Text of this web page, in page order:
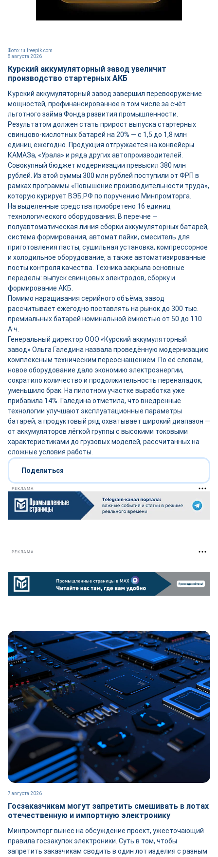
8 августа 2026
Фото: ru.freepik.com
Курский аккумуляторный завод увеличит
производство стартерных АКБ
Курский аккумуляторный завод завершил перевооружение
мощностей, профинансированное в том числе за счёт
льготного займа Фонда развития промышленности.
Результатом должен стать прирост выпуска стартерных
свинцово-кислотных батарей на 20% — с 1,5 до 1,8 млн
единиц ежегодно. Продукция отгружается на конвейеры
КАМАЗа, «Урала» и ряда других автопроизводителей.
Совокупный бюджет модернизации превысил 380 млн
рублей. Из этой суммы 300 млн рублей поступили от ФРП в
рамках программы «Повышение производительности труда»,
которую курирует ВЭБ.РФ по поручению Минпромторга.
На выделенные средства приобретено 16 единиц
технологического оборудования. В перечне —
полуавтоматическая линия сборки аккумуляторных батарей,
система формирования, автомат пайки, смеситель для
приготовления пасты, сушильная установка, компрессорное
и холодильное оборудование, а также автоматизированные
посты контроля качества. Техника закрыла основные
переделы: выпуск свинцовых электродов, сборку и
формирование АКБ.
Помимо наращивания серийного объёма, завод
рассчитывает ежегодно поставлять на рынок до 300 тыс.
премиальных батарей номинальной ёмкостью от 50 до 110
А·ч.
Генеральный директор ООО «Курский аккумуляторный
завод» Ольга Галедина назвала проведённую модернизацию
комплексным техническим переоснащением. По её словам,
новое оборудование дало экономию электроэнергии,
сократило количество и продолжительность переналадок,
уменьшило брак. На пилотном участке выработка уже
прибавила 14%. Галедина отметила, что внедрённые
технологии улучшают эксплуатационные параметры
батарей, а продуктовый ряд охватывает широкий диапазон —
от аккумуляторов лёгкой группы с высокими токовыми
характеристиками до грузовых моделей, рассчитанных на
сложные условия работы.
Поделиться
РЕКЛАМА
РЕКЛАМА
7 августа 2026
Госзаказчикам могут запретить смешивать в лотах
отечественную и импортную электронику
Минпромторг вынес на обсуждение проект, ужесточающий
правила госзакупок электроники. Суть в том, чтобы
запретить заказчикам сводить в один лот изделия с разным